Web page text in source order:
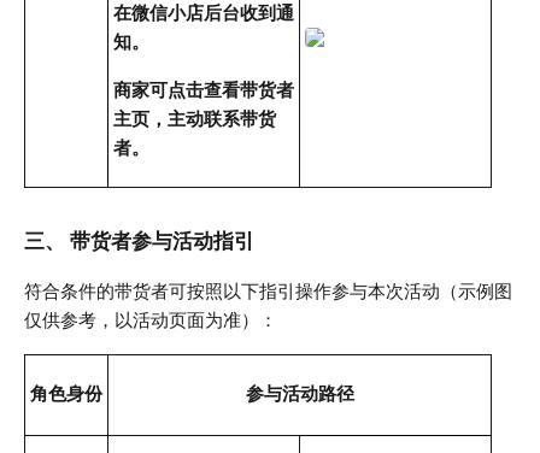
在微信小店后台收到通
知。
商家可点击查看带货者
主页，主动联系带货
者。
三、 带货者参与活动指引
符合条件的带货者可按照以下指引操作参与本次活动（示例图
仅供参考，以活动页面为准）：
角色身份 参与活动路径